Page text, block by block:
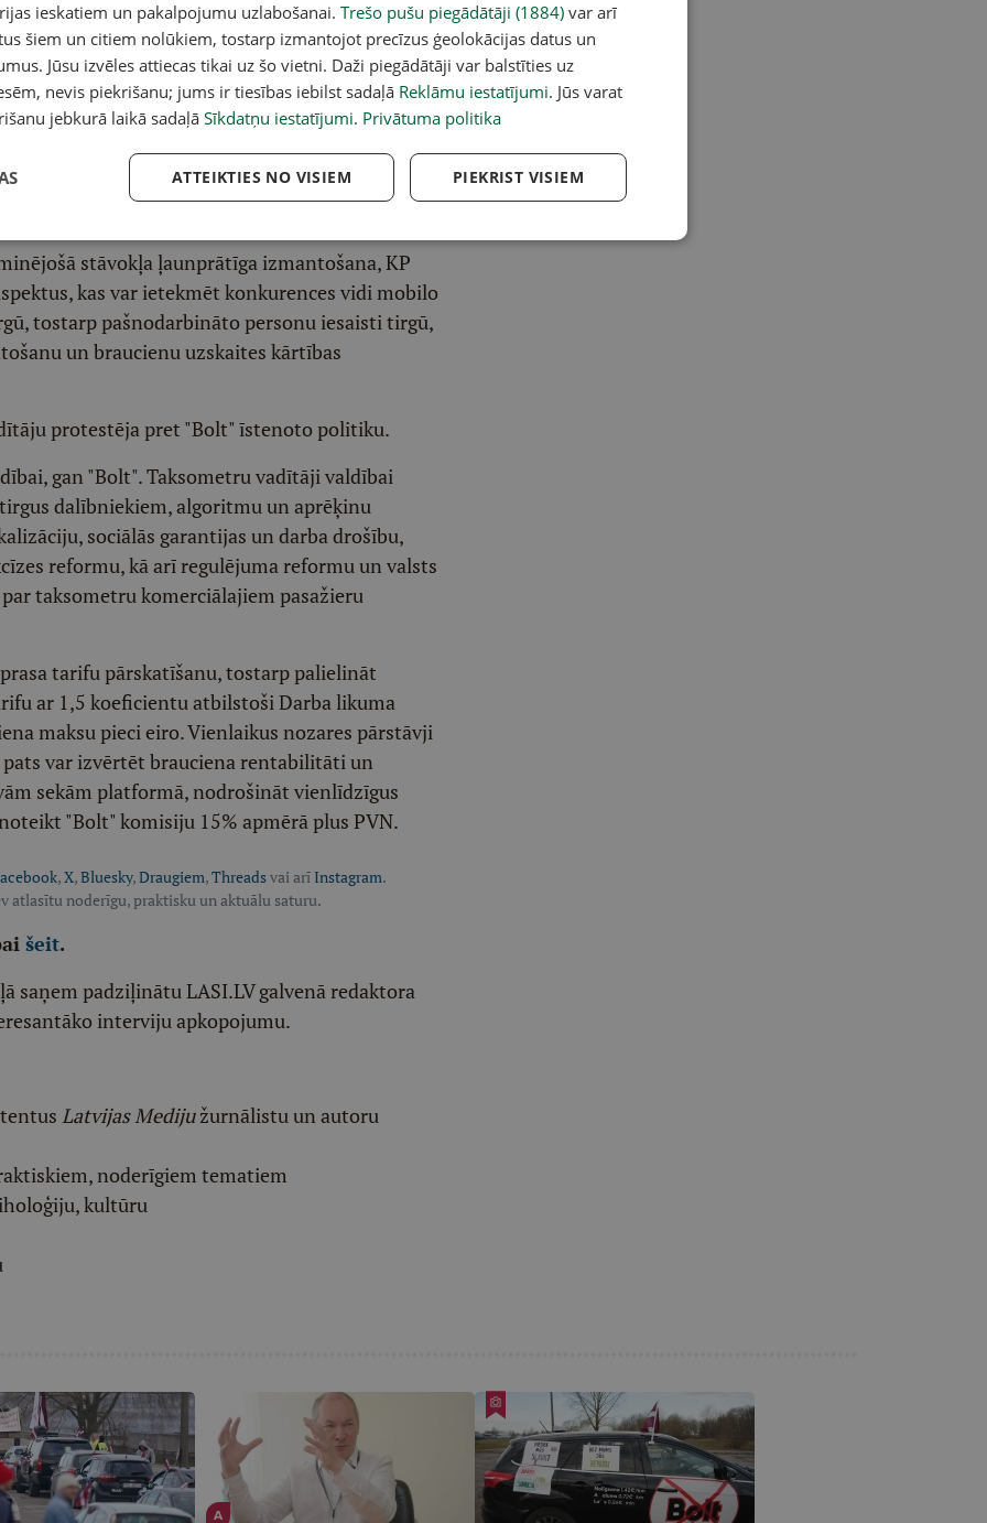
ka "Bolt" atrodas
konkrētajā tirgū.
neļauj secināt, ka "Bolt" būtu ļaunprātīgi
tirgū.
stāvokļa ļaunprātīga izmantošana, KP
kas var ietekmēt konkurences vidi mobilo
tostarp pašnodarbināto personu iesaisti tirgū,
un braucienu uzskaites kārtības
protestēja pret "Bolt" īstenoto politiku.
gan "Bolt". Taksometru vadītāji valdībai
dalībniekiem, algoritmu un aprēķinu
sociālās garantijas un darba drošību,
reformu, kā arī regulējuma reformu un valsts
taksometru komerciālajiem pasažieru
tarifu pārskatīšanu, tostarp palielināt
ar 1,5 koeficientu atbilstoši Darba likuma
maksu pieci eiro. Vienlaikus nozares pārstāvji
var izvērtēt brauciena rentabilitāti un
sekām platformā, nodrošināt vienlīdzīgus
"Bolt" komisiju 15% apmērā plus PVN.
,X,Bluesky,Draugiem,Threadsvai arī Instagram.
atlasītu noderīgu, praktisku un aktuālu saturu.
šeit.
saņem padziļinātu LASI.LV galvenā redaktora
interviju apkopojumu.
Latvijas Medijužurnālistu un autoru
noderīgiem tematiem
kultūru
A
ieskatiem un pakalpojumu uzlabošanai. Trešo pušu piegādātāji (1884) var arī
šiem un citiem nolūkiem, tostarp izmantojot precīzus ģeolokācijas datus un
Jūsu izvēles attiecas tikai uz šo vietni. Daži piegādātāji var balstīties uz
nevis piekrišanu; jums ir tiesības iebilst sadaļā Reklāmu iestatījumi. Jūs varat
jebkurā laikā sadaļāSīkdatņu iestatījumi. Privātuma politika
PIEKRIST VISIEM
ATTEIKTIES NO VISIEM